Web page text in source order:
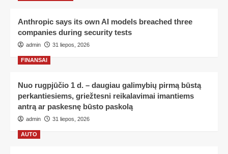
Anthropic says its own AI models breached three
companies during security tests
admin 31 liepos, 2026
FINANSAI
Nuo rugpjūčio 1 d. – daugiau galimybių pirmą būstą
perkantiesiems, griežtesni reikalavimai imantiems
antrą ar paskesnę būsto paskolą
admin 31 liepos, 2026
AUTO